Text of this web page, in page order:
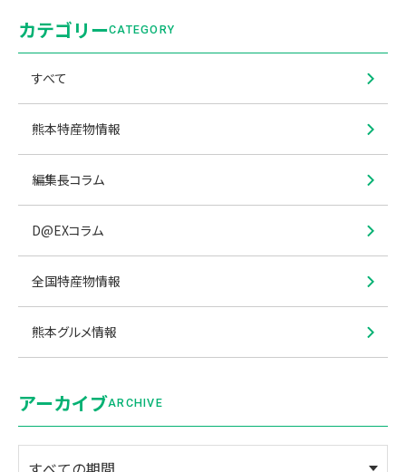
カテゴリーCATEGORY
すべて
熊本特産物情報
編集長コラム
D@EXコラム
全国特産物情報
熊本グルメ情報
アーカイブARCHIVE